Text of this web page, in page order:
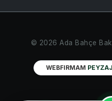
© 2026 Ada Bahçe
WEBFIRMAM